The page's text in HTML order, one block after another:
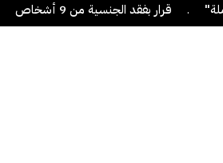
. قرار بفقد الجنسية من 9 أشخاص